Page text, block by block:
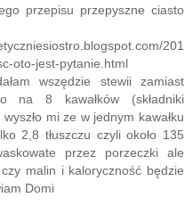
przepisu przepyszne ciasto
201
oto-jest-pytanie.html
wszędzie stewii zamiast
na 8 kawałków (składniki
mi ze w jednym kawałku
2,8 tłuszczu czyli około 135
przez porzeczki ale
malin i kaloryczność będzie
Domi